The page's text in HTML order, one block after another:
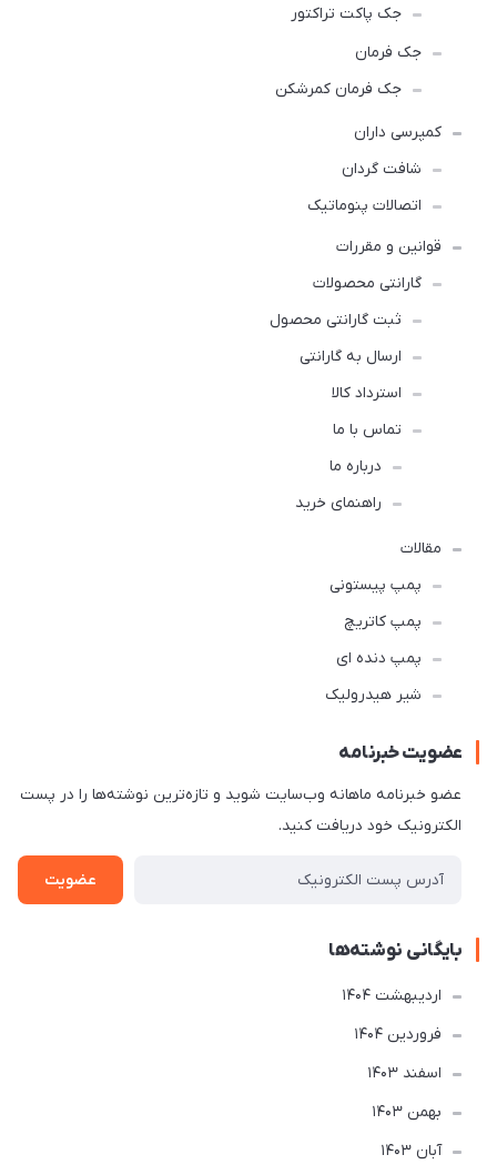
جک پاکت تراکتور
جک فرمان
جک فرمان کمرشکن
کمپرسی داران
شافت گردان
اتصالات پنوماتیک
قوانین و مقررات
گارانتی محصولات
ثبت گارانتی محصول
ارسال به گارانتی
استرداد کالا
تماس با ما
درباره ما
راهنمای خرید
مقالات
پمپ پیستونی
پمپ کاتریچ
پمپ دنده ای
شیر هیدرولیک
عضویت خبرنامه
عضو خبرنامه ماهانه وب‌سایت شوید و تازه‌ترین نوشته‌ها را در پست
الکترونیک خود دریافت کنید.
عضویت
بایگانی نوشته‌ها
ارديبهشت 1404
فروردین 1404
اسفند 1403
بهمن 1403
آبان 1403